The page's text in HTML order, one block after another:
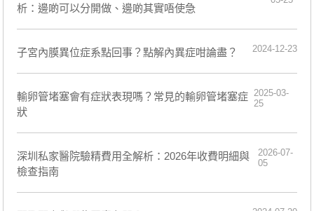
析：邊啲可以分開做、邊啲其實唔使急
子宮內膜異位症系點回事？點解內異症咁論盡？ 2024-12-23
​輸卵管堵塞會有症狀表現嗎？常見的輸卵管堵塞症
狀
2025-03-
25
深圳私家醫院驗精費用全解析：2026年收費明細與
檢查指南
2026-07-
05